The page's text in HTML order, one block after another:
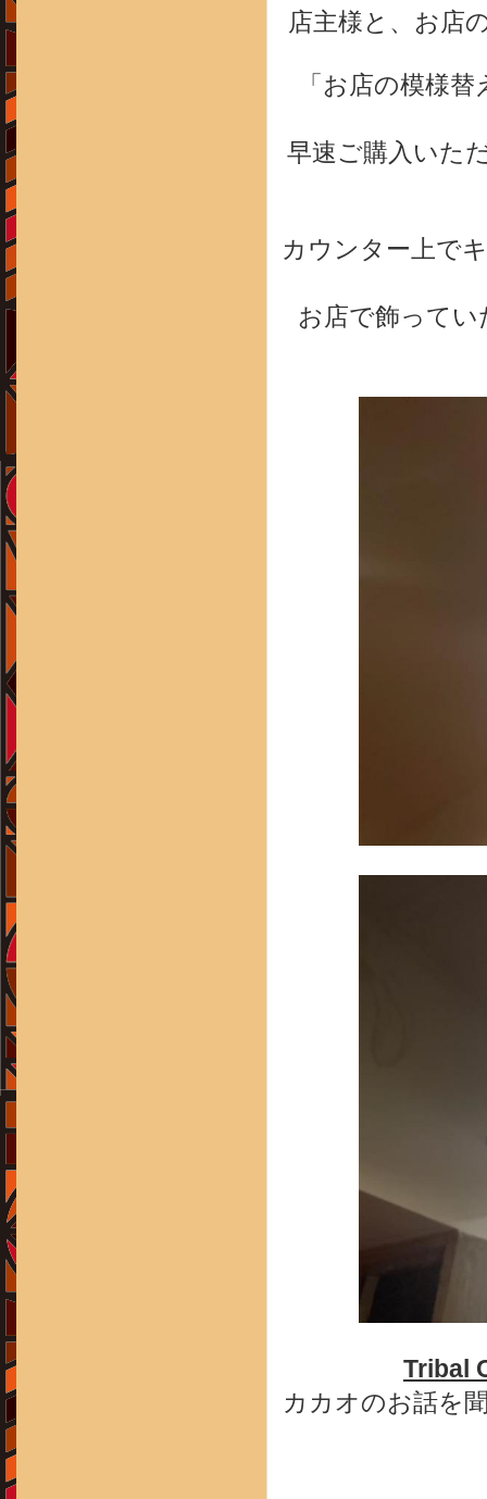
店主様と、お店
「お店の模様
早速ご購入いた
カウンター上で
お店で飾って
Tribal
カカオのお話を